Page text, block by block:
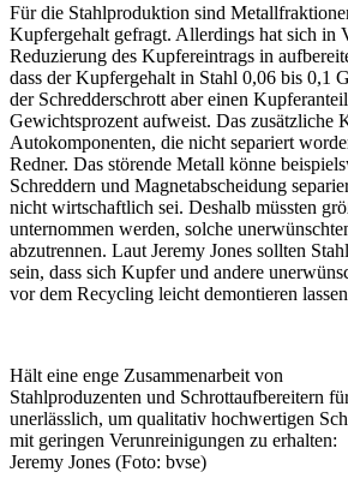
Für die Stahlproduktion sind
Kupfergehalt gefragt. Allerdings hat sich in
Reduzierung des Kupfereintrags in
dass der Kupfergehalt in Stahl 0,06 bis 0,1
der Schredderschrott aber einen
Gewichtsprozent aufweist. Das zusätzliche
Autokomponenten, die nicht separiert
Redner. Das störende Metall könne
Schreddern und Magnetabscheidung
nicht wirtschaftlich sei. Deshalb müssten
unternommen werden, solche
abzutrennen. Laut Jeremy Jones sollten
sein, dass sich Kupfer und andere
vor dem Recycling leicht demontieren
Hält eine enge Zusammenarbeit von
Stahlproduzenten und Schrottaufbereitern
unerlässlich, um qualitativ hochwertigen
mit geringen Verunreinigungen zu erhalten:
Jeremy Jones (Foto: bvse)